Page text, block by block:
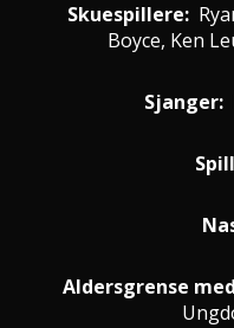
Skuespillere:
Boyce, Ken
Sjanger:
Aldersgrense